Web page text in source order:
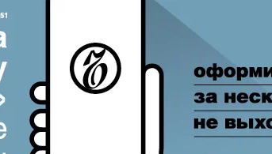
Реклама в «Ъ» www.kommersant.ru/ad